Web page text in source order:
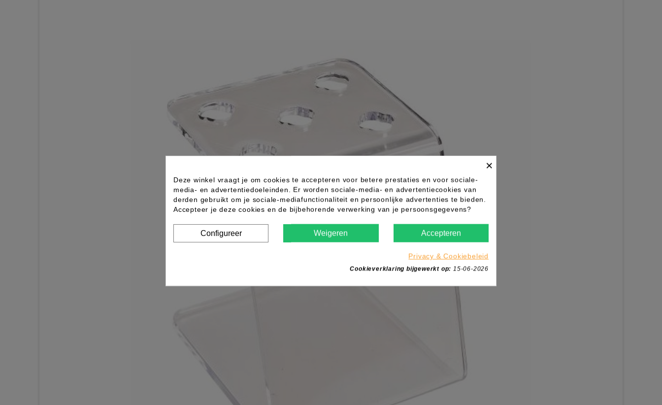
×
Deze winkel vraagt je om cookies te accepteren voor betere prestaties en voor sociale-
media- en advertentiedoeleinden. Er worden sociale-media- en advertentiecookies van
derden gebruikt om je sociale-mediafunctionaliteit en persoonlijke advertenties te bieden.
Accepteer je deze cookies en de bijbehorende verwerking van je persoonsgegevens?
Configureer Weigeren Accepteren
Privacy & Cookiebeleid
Cookieverklaring bijgewerkt op: 15-06-2026